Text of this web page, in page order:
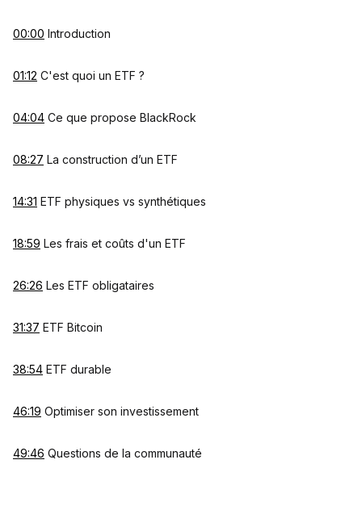
00:00 Introduction
01:12 C'est quoi un ETF ?
04:04 Ce que propose BlackRock
08:27 La construction d’un ETF
14:31 ETF physiques vs synthétiques
18:59 Les frais et coûts d'un ETF
26:26 Les ETF obligataires
31:37 ETF Bitcoin
38:54 ETF durable
46:19 Optimiser son investissement
49:46 Questions de la communauté